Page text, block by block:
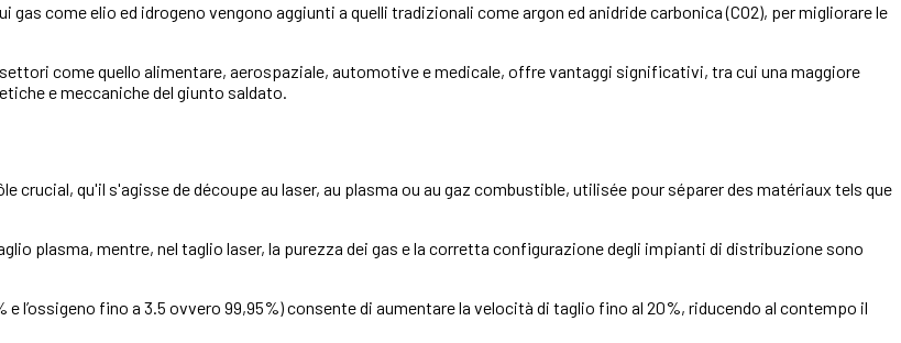
come elio ed idrogeno vengono aggiunti a quelli tradizionali come argon ed anidride carbonica (CO2), per migliorare le
come quello alimentare, aerospaziale, automotive e medicale, offre vantaggi significativi, tra cui una maggiore
e meccaniche del giunto saldato.
crucial, qu'il s'agisse de découpe au laser, au plasma ou au gaz combustible, utilisée pour séparer des matériaux tels que
plasma, mentre, nel taglio laser, la purezza dei gas e la corretta configurazione degli impianti di distribuzione sono
e l’ossigeno fino a 3.5 ovvero 99,95%) consente di aumentare la velocità di taglio fino al 20%, riducendo al contempo il